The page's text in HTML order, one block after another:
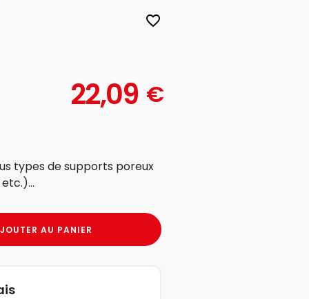
favorite_border
22,09 €
types de supports poreux
AU PANIER